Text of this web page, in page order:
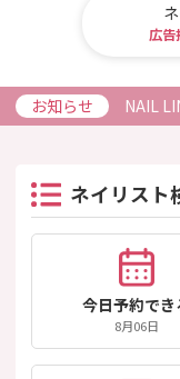
広告
お知らせ NAIL
ネイリスト
今日予約でき
8月06日